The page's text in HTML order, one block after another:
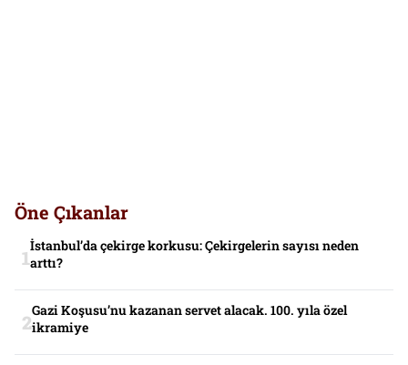
Öne Çıkanlar
İstanbul’da çekirge korkusu: Çekirgelerin sayısı neden
arttı?
Gazi Koşusu’nu kazanan servet alacak. 100. yıla özel
ikramiye